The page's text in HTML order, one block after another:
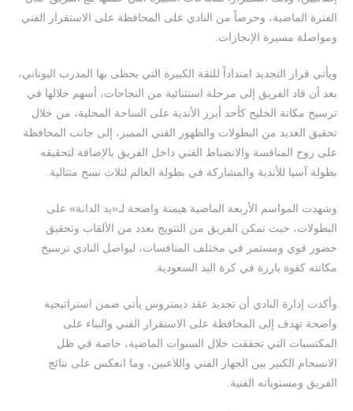
الفترة الماضية، وحرصاً من النادي على المحافظة على الاستقرار الفني
ومواصلة مسيرة الإنجازات.
ويأتي قرار التجديد امتداداً للثقة الكبيرة التي يحظى بها المدرب اليوناني،
بعد أن قاد الفريق إلى مرحلة استثنائية من النجاحات، أسهم خلالها في
ترسيخ مكانة الخليج كأحد أبرز الأندية على الساحة المحلية، من خلال
تحقيق العديد من البطولات والظهور الفني المميز، إلى جانب المحافظة
على روح المنافسة والانضباط الفني داخل الفريق بالإضافة لتحقيقه
بطولة آسيا للأندية والمشاركة في بطولة العالم لثلاث نسخ متتالية.
وشهدت المواسم الأربعة الماضية هيمنة واضحة لـ«يد الدانة» على
البطولات، حيث تمكن الفريق من التتويج بعدد من الألقاب وتحقيق
حضور قوي ومستمر في مختلف المنافسات، ليواصل النادي ترسيخ
مكانته كقوة بارزة في كرة اليد السعودية.
وأكدت إدارة النادي أن تجديد عقد ديمتروس يأتي ضمن استراتيجية
واضحة تهدف إلى المحافظة على الاستقرار الفني والبناء على
المكتسبات التي تحققت خلال السنوات الماضية، خاصة في ظل
الانسجام الكبير بين الجهاز الفني واللاعبين، وما انعكس على نتائج
الفريق ومستوياته الفنية.